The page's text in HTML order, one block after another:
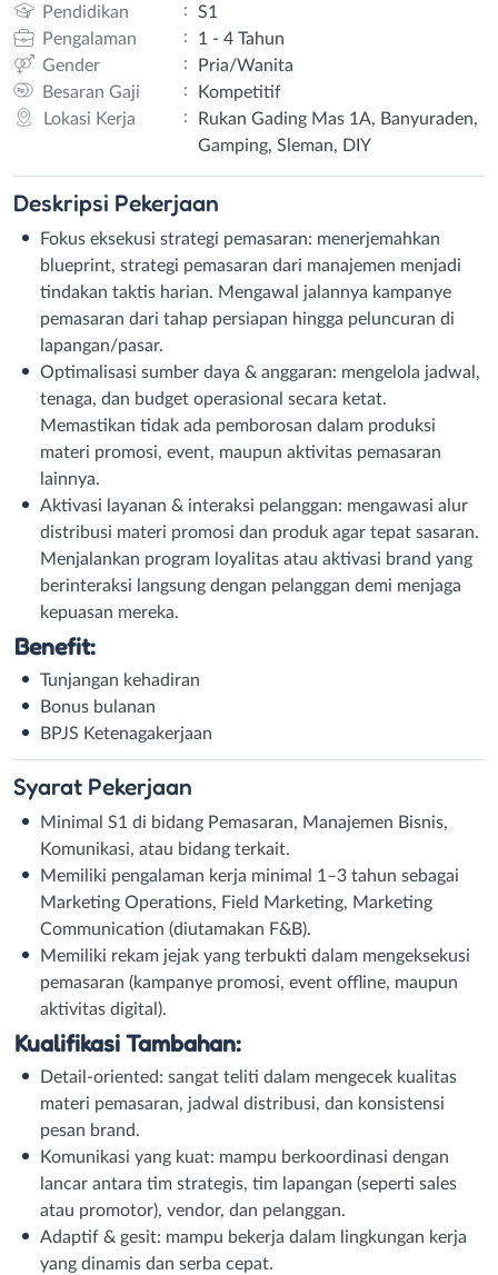
Pendidikan :
S1
Pengalaman
:
1 - 4 Tahun
Gender
:
Pria/Wanita
Besaran Gaji
:
Kompetitif
Lokasi Kerja
:
Rukan Gading Mas 1A, Banyuraden,
Gamping, Sleman, DIY
Deskripsi Pekerjaan
Fokus eksekusi strategi pemasaran: menerjemahkan
blueprint, strategi pemasaran dari manajemen menjadi
tindakan taktis harian. Mengawal jalannya kampanye
pemasaran dari tahap persiapan hingga peluncuran di
lapangan/pasar.
Optimalisasi sumber daya & anggaran: mengelola jadwal,
tenaga, dan budget operasional secara ketat.
Memastikan tidak ada pemborosan dalam produksi
materi promosi, event, maupun aktivitas pemasaran
lainnya.
Aktivasi layanan & interaksi pelanggan: mengawasi alur
distribusi materi promosi dan produk agar tepat sasaran.
Menjalankan program loyalitas atau aktivasi brand yang
berinteraksi langsung dengan pelanggan demi menjaga
kepuasan mereka.
Benefit:
Tunjangan kehadiran
Bonus bulanan
BPJS Ketenagakerjaan
Syarat Pekerjaan
Minimal S1 di bidang Pemasaran, Manajemen Bisnis,
Komunikasi, atau bidang terkait.
Memiliki pengalaman kerja minimal 1–3 tahun sebagai
Marketing Operations, Field Marketing, Marketing
Communication (diutamakan F&B).
Memiliki rekam jejak yang terbukti dalam mengeksekusi
pemasaran (kampanye promosi, event offline, maupun
aktivitas digital).
Kualifikasi Tambahan:
Detail-oriented: sangat teliti dalam mengecek kualitas
materi pemasaran, jadwal distribusi, dan konsistensi
pesan brand.
Komunikasi yang kuat: mampu berkoordinasi dengan
lancar antara tim strategis, tim lapangan (seperti sales
atau promotor), vendor, dan pelanggan.
Adaptif & gesit: mampu bekerja dalam lingkungan kerja
yang dinamis dan serba cepat.